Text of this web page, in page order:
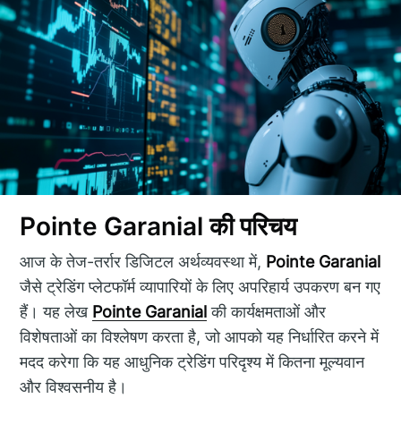
Pointe Garanial की परिचय
आज के तेज-तर्रार डिजिटल अर्थव्यवस्था में, Pointe Garanial
जैसे ट्रेडिंग प्लेटफॉर्म व्यापारियों के लिए अपरिहार्य उपकरण बन गए
हैं। यह लेख Pointe Garanialकी कार्यक्षमताओं और
विशेषताओं का विश्लेषण करता है, जो आपको यह निर्धारित करने में
मदद करेगा कि यह आधुनिक ट्रेडिंग परिदृश्य में कितना मूल्यवान
और विश्वसनीय है।